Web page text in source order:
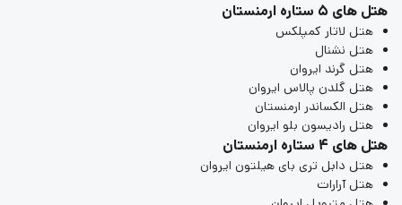
هتل های 5 ستاره ارمنستان
هتل لاتار کمپلکس
هتل نشنال
هتل گرند ایروان
هتل گلدن پالاس ایروان
هتل الکساندر ارمنستان
هتل رادیسون بلو ایروان
هتل های 4 ستاره ارمنستان
هتل دابل تری بای هیلتون ایروان
هتل آرارات